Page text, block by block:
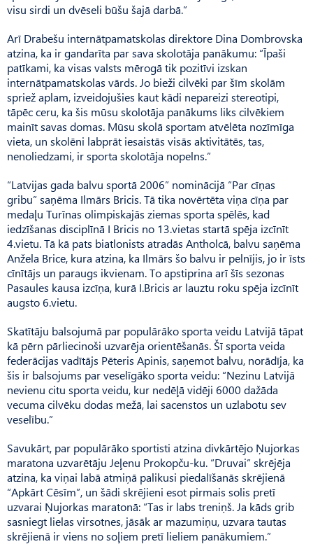
visu sirdi un dvēseli būšu šajā darbā.”
Arī Drabešu internātpamatskolas direktore Dina Dombrovska
atzina, ka ir gandarīta par sava skolotāja panākumu: “Īpaši
patīkami, ka visas valsts mērogā tik pozitīvi izskan
internātpamatskolas vārds. Jo bieži cilvēki par šīm skolām
spriež aplam, izveidojušies kaut kādi nepareizi stereotipi,
tāpēc ceru, ka šis mūsu skolotāja panākums liks cilvēkiem
mainīt savas domas. Mūsu skolā sportam atvēlēta nozīmīga
vieta, un skolēni labprāt iesaistās visās aktivitātēs, tas,
nenoliedzami, ir sporta skolotāja nopelns.”
“Latvijas gada balvu sportā 2006” nominācijā “Par cīņas
gribu” saņēma Ilmārs Bricis. Tā tika novērtēta viņa cīņa par
medaļu Turīnas olimpiskajās ziemas sporta spēlēs, kad
iedzīšanas disciplīnā I Bricis no 13.vietas startā spēja izcīnīt
4.vietu. Tā kā pats biatlonists atradās Antholcā, balvu saņēma
Anžela Brice, kura atzina, ka Ilmārs šo balvu ir pelnījis, jo ir īsts
cīnītājs un paraugs ikvienam. To apstiprina arī šīs sezonas
Pasaules kausa izcīņa, kurā I.Bricis ar lauztu roku spēja izcīnīt
augsto 6.vietu.
Skatītāju balsojumā par populārāko sporta veidu Latvijā tāpat
kā pērn pārliecinoši uzvarēja orientēšanās. Šī sporta veida
federācijas vadītājs Pēteris Apinis, saņemot balvu, norādīja, ka
šis ir balsojums par veselīgāko sporta veidu: “Nezinu Latvijā
nevienu citu sporta veidu, kur nedēļā vidēji 6000 dažāda
vecuma cilvēku dodas mežā, lai sacenstos un uzlabotu sev
veselību.”
Savukārt, par populārāko sportisti atzina divkārtējo Ņujorkas
maratona uzvarētāju Jeļenu Prokopču-ku. “Druvai” skrējēja
atzina, ka viņai labā atmiņā palikusi piedalīšanās skrējienā
“Apkārt Cēsīm”, un šādi skrējieni esot pirmais solis pretī
uzvarai Ņujorkas maratonā: “Tas ir labs treniņš. Ja kāds grib
sasniegt lielas virsotnes, jāsāk ar mazumiņu, uzvara tautas
skrējienā ir viens no soļiem pretī lieliem panākumiem.”